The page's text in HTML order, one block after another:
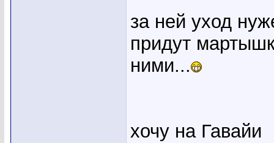
за ней уход
придут
ними...
хочу на Гавайи